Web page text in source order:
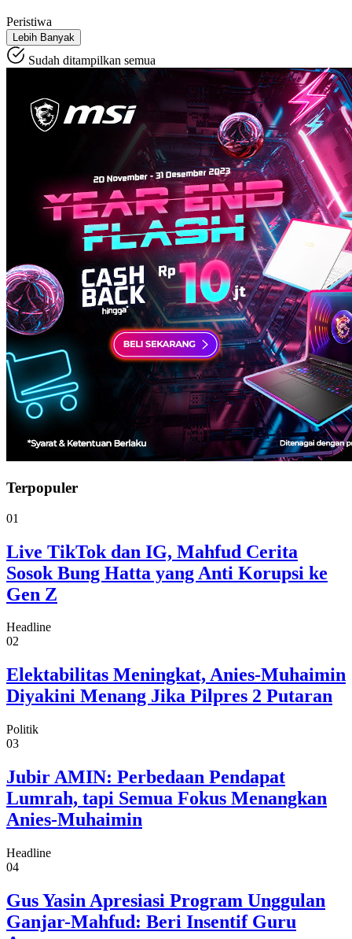
Peristiwa
Lebih Banyak
Sudah ditampilkan semua
Terpopuler
01
Live TikTok dan IG, Mahfud Cerita
Sosok Bung Hatta yang Anti Korupsi ke
Gen Z
Headline
02
Elektabilitas Meningkat, Anies-Muhaimin
Diyakini Menang Jika Pilpres 2 Putaran
Politik
03
Jubir AMIN: Perbedaan Pendapat
Lumrah, tapi Semua Fokus Menangkan
Anies-Muhaimin
Headline
04
Gus Yasin Apresiasi Program Unggulan
Ganjar-Mahfud: Beri Insentif Guru